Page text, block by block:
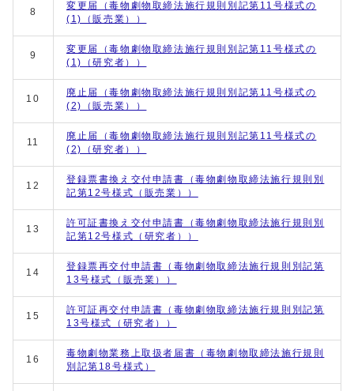
8
変更届（毒物劇物取締法施行規則別記第11号様式の
(1)（販売業））
9
変更届（毒物劇物取締法施行規則別記第11号様式の
(1)（研究者））
10
廃止届（毒物劇物取締法施行規則別記第11号様式の
(2)（販売業））
11
廃止届（毒物劇物取締法施行規則別記第11号様式の
(2)（研究者））
12
登録票書換え交付申請書（毒物劇物取締法施行規則別
記第12号様式（販売業））
13
許可証書換え交付申請書（毒物劇物取締法施行規則別
記第12号様式（研究者））
14
登録票再交付申請書（毒物劇物取締法施行規則別記第
13号様式（販売業））
15
許可証再交付申請書（毒物劇物取締法施行規則別記第
13号様式（研究者））
16
毒物劇物業務上取扱者届書（毒物劇物取締法施行規則
別記第18号様式）